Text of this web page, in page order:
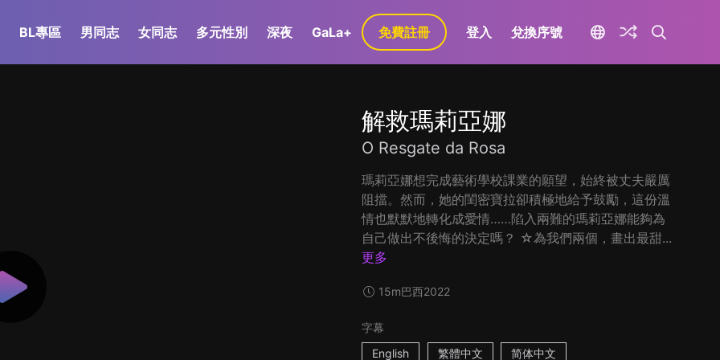
BL專區 男同志 女同志 多元性別 深夜 GaLa+ 免費註冊 登入 兌換序號
解救瑪莉亞娜
O Resgate da Rosa
瑪莉亞娜想完成藝術學校課業的願望，始終被丈夫嚴厲
阻擋。然而，她的閨密寶拉卻積極地給予鼓勵，這份溫
情也默默地轉化成愛情……陷入兩難的瑪莉亞娜能夠為
自己做出不後悔的決定嗎？ ☆為我們兩個，畫出最甜...
更多
15m巴西2022
字幕
English
繁體中文 简体中文